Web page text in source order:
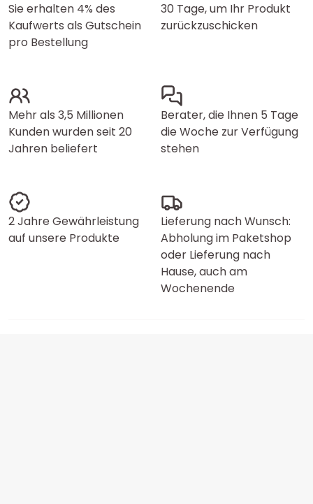
Sie erhalten 4% des
Kaufwerts als Gutschein
pro Bestellung
30 Tage, um Ihr Produkt
zurückzuschicken
Mehr als 3,5 Millionen
Kunden wurden seit 20
Jahren beliefert
Berater, die Ihnen 5 Tage
die Woche zur Verfügung
stehen
2 Jahre Gewährleistung
auf unsere Produkte
Lieferung nach Wunsch:
Abholung im Paketshop
oder Lieferung nach
Hause, auch am
Wochenende